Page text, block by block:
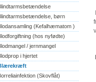
børn
(Kefalhæmatom )
(hos nyfødte)
/ jernmangel
i hjertet
(Skovflåt)